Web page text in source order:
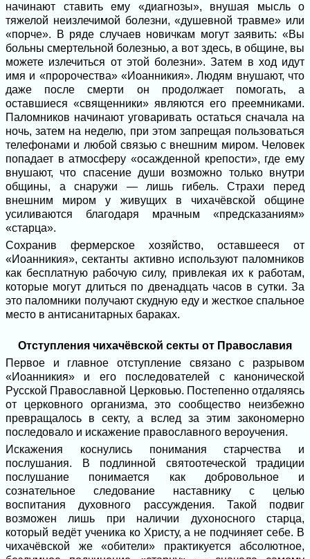
начинают ставить ему «диагнозы», внушая мысль о
тяжелой неизлечимой болезни, «душевной травме» или
«порче». В ряде случаев новичкам могут заявить: «Вы
больны смертельной болезнью, а вот здесь, в общине, вы
можете излечиться от этой болезни». Затем в ход идут
имя и «пророчества» «Иоанникия». Людям внушают, что
даже после смерти он продолжает помогать, а
оставшиеся «священники» являются его преемниками.
Паломников начинают уговаривать остаться сначала на
ночь, затем на неделю, при этом запрещая пользоваться
телефонами и любой связью с внешним миром. Человек
попадает в атмосферу «осажденной крепости», где ему
внушают, что спасение души возможно только внутри
общины, а снаружи — лишь гибель. Страхи перед
внешним миром у живущих в чихачёвской общине
усиливаются благодаря мрачным «предсказаниям»
«старца».
Сохранив фермерское хозяйство, оставшееся от
«Иоанникия», сектанты активно используют паломников
как бесплатную рабочую силу, привлекая их к работам,
которые могут длиться по двенадцать часов в сутки. За
это паломники получают скудную еду и жесткое спальное
место в антисанитарных бараках.
Отступления чихачёвской секты от Православия
Первое и главное отступление связано с разрывом
«Иоанникия» и его последователей с канонической
Русской Православной Церковью. Постепенно отдаляясь
от церковного организма, это сообщество неизбежно
превращалось в секту, а вслед за этим закономерно
последовало и искажение православного вероучения.
Искажения коснулись понимания старчества и
послушания. В подлинной святоотеческой традиции
послушание понимается как добровольное и
сознательное следование наставнику с целью
воспитания духовного рассуждения. Такой подвиг
возможен лишь при наличии духоносного старца,
который ведёт ученика ко Христу, а не подчиняет себе. В
чихачёвской же «обители» практикуется абсолютное,